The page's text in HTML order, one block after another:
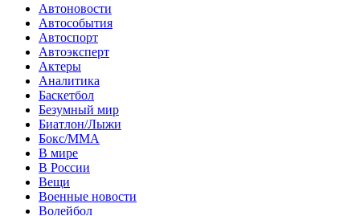
Автоновости
Автособытия
Автоспорт
Автоэксперт
Актеры
Аналитика
Баскетбол
Безумный мир
Биатлон/Лыжи
Бокс/MMA
В мире
В России
Вещи
Военные новости
Волейбол